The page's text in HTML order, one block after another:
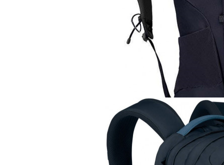
Рюкзак
Osprey Kyte 66
16 600 руб